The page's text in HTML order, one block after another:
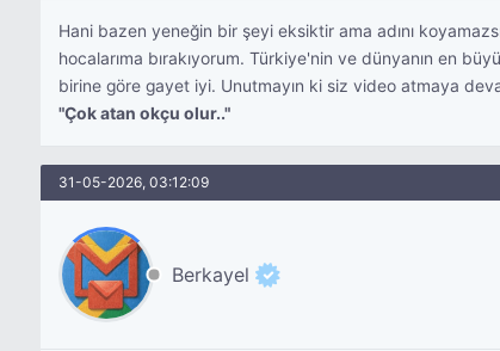
Hani bazen yeneğin bir şeyi eksiktir ama adını
hocalarıma bırakıyorum. Türkiye'nin ve dünyanın en
birine göre gayet iyi. Unutmayın ki siz video atmaya
"Çok atan okçu olur.."
31-05-2026, 03:12:09
Berkayel